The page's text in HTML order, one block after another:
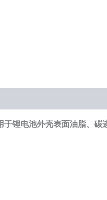
锂电池外壳表面油脂、碳